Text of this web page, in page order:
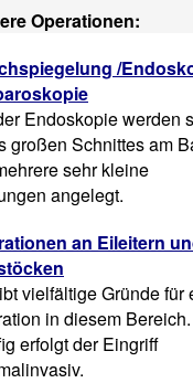
Operationen:
/
Endoskopie werden
großen Schnittes am
sehr kleine
angelegt.
an Eileitern
vielfältige Gründe für
in diesem Bereich.
erfolgt der Eingriff